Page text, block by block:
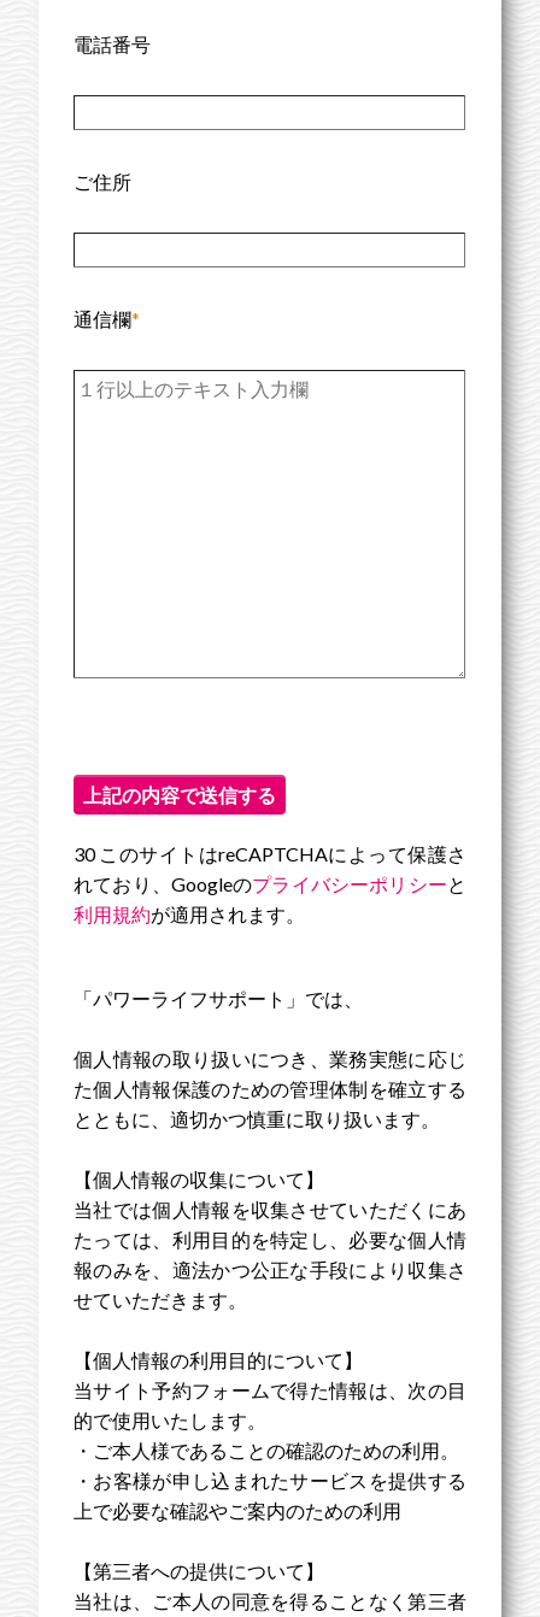
電話番号
ご住所
通信欄*
30 このサイトはreCAPTCHAによって保護さ
れており、Googleのプライバシーポリシーと
利用規約が適用されます。
「パワーライフサポート」では、
個人情報の取り扱いにつき、業務実態に応じ
た個人情報保護のための管理体制を確立する
とともに、適切かつ慎重に取り扱います。
【個人情報の収集について】
当社では個人情報を収集させていただくにあ
たっては、利用目的を特定し、必要な個人情
報のみを、適法かつ公正な手段により収集さ
せていただきます。
【個人情報の利用目的について】
当サイト予約フォームで得た情報は、次の目
的で使用いたします。
・ご本人様であることの確認のための利用。
・お客様が申し込まれたサービスを提供する
上で必要な確認やご案内のための利用
【第三者への提供について】
当社は、ご本人の同意を得ることなく第三者